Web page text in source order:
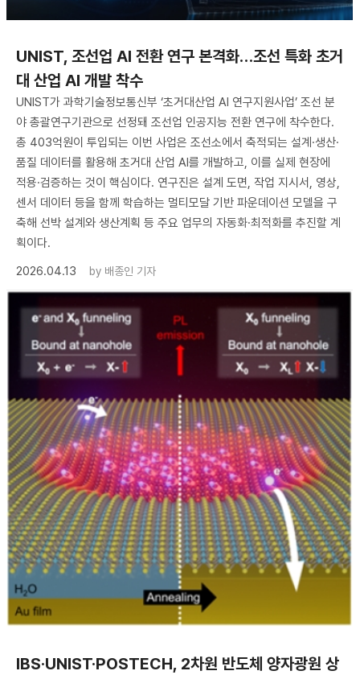
UNIST, 조선업 AI 전환 연구 본격화…조선 특화 초거
대 산업 AI 개발 착수
UNIST가 과학기술정보통신부 ‘초거대산업 AI 연구지원사업’ 조선 분
야 총괄연구기관으로 선정돼 조선업 인공지능 전환 연구에 착수한다.
총 403억원이 투입되는 이번 사업은 조선소에서 축적되는 설계·생산·
품질 데이터를 활용해 초거대 산업 AI를 개발하고, 이를 실제 현장에
적용·검증하는 것이 핵심이다. 연구진은 설계 도면, 작업 지시서, 영상,
센서 데이터 등을 함께 학습하는 멀티모달 기반 파운데이션 모델을 구
축해 선박 설계와 생산계획 등 주요 업무의 자동화·최적화를 추진할 계
획이다.
2026.04.13
by 배종인 기자
IBS·UNIST·POSTECH, 2차원 반도체 양자광원 상